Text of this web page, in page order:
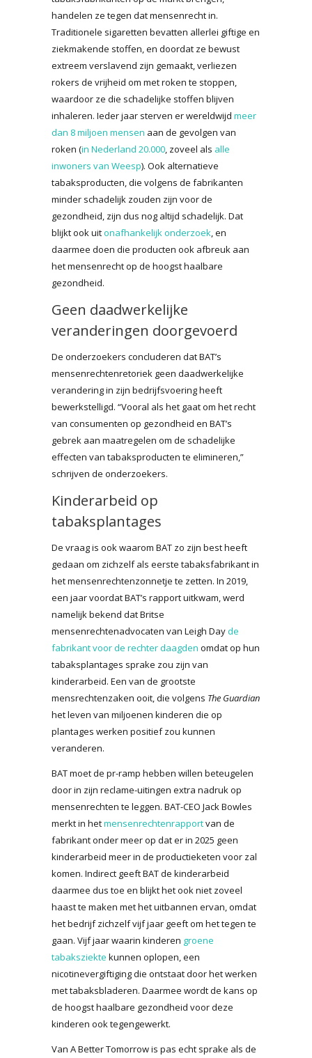
handelen ze tegen dat mensenrecht in.
Traditionele sigaretten bevatten allerlei giftige en
ziekmakende stoffen, en doordat ze bewust
extreem verslavend zijn gemaakt, verliezen
rokers de vrijheid om met roken te stoppen,
waardoor ze die schadelijke stoffen blijven
inhaleren. Ieder jaar sterven er wereldwijd meer
dan 8 miljoen mensen aan de gevolgen van
roken (in Nederland 20.000, zoveel als alle
inwoners van Weesp). Ook alternatieve
tabaksproducten, die volgens de fabrikanten
minder schadelijk zouden zijn voor de
gezondheid, zijn dus nog altijd schadelijk. Dat
blijkt ook uitonafhankelijk onderzoek, en
daarmee doen die producten ook afbreuk aan
het mensenrecht op de hoogst haalbare
gezondheid.
Geen daadwerkelijke
veranderingen doorgevoerd
De onderzoekers concluderen dat BAT’s
mensenrechtenretoriek geen daadwerkelijke
verandering in zijn bedrijfsvoering heeft
bewerkstelligd. “Vooral als het gaat om het recht
van consumenten op gezondheid en BAT’s
gebrek aan maatregelen om de schadelijke
effecten van tabaksproducten te elimineren,”
schrijven de onderzoekers.
Kinderarbeid op
tabaksplantages
De vraag is ook waarom BAT zo zijn best heeft
gedaan om zichzelf als eerste tabaksfabrikant in
het mensenrechtenzonnetje te zetten. In 2019,
een jaar voordat BAT’s rapport uitkwam, werd
namelijk bekend dat Britse
mensenrechtenadvocaten van Leigh Dayde
fabrikant voor de rechter daagden omdat op hun
tabaksplantages sprake zou zijn van
kinderarbeid. Een van de grootste
mensrechtenzaken ooit, die volgens The Guardian
het leven van miljoenen kinderen die op
plantages werken positief zou kunnen
veranderen.
BAT moet de pr-ramp hebben willen beteugelen
door in zijn reclame-uitingen extra nadruk op
mensenrechten te leggen. BAT-CEO Jack Bowles
merkt in hetmensenrechtenrapportvan de
fabrikant onder meer op dat er in 2025 geen
kinderarbeid meer in de productieketen voor zal
komen. Indirect geeft BAT de kinderarbeid
daarmee dus toe en blijkt het ook niet zoveel
haast te maken met het uitbannen ervan, omdat
het bedrijf zichzelf vijf jaar geeft om het tegen te
gaan. Vijf jaar waarin kinderen groene
tabaksziekte kunnen oplopen, een
nicotinevergiftiging die ontstaat door het werken
met tabaksbladeren. Daarmee wordt de kans op
de hoogst haalbare gezondheid voor deze
kinderen ook tegengewerkt.
Van A Better Tomorrow is pas echt sprake als de